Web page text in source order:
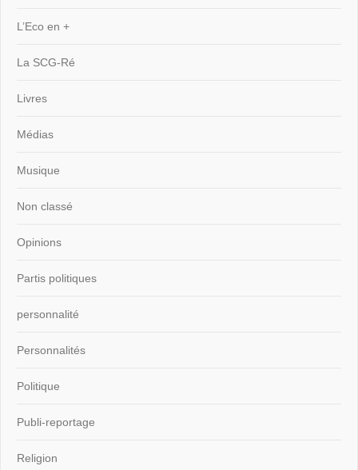
L’Eco en +
La SCG-Ré
Livres
Médias
Musique
Non classé
Opinions
Partis politiques
personnalité
Personnalités
Politique
Publi-reportage
Religion